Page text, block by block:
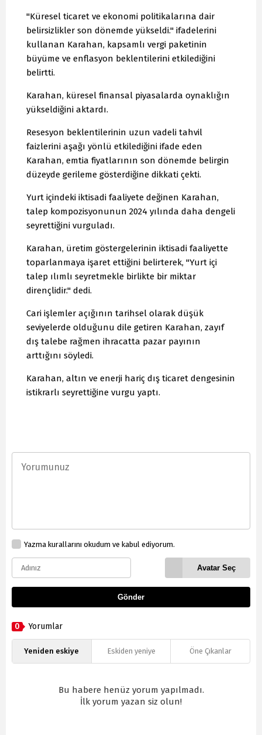
"Küresel ticaret ve ekonomi politikalarına dair
belirsizlikler son dönemde yükseldi." ifadelerini
kullanan Karahan, kapsamlı vergi paketinin
büyüme ve enflasyon beklentilerini etkilediğini
belirtti.
Karahan, küresel finansal piyasalarda oynaklığın
yükseldiğini aktardı.
Resesyon beklentilerinin uzun vadeli tahvil
faizlerini aşağı yönlü etkilediğini ifade eden
Karahan, emtia fiyatlarının son dönemde belirgin
düzeyde gerileme gösterdiğine dikkati çekti.
Yurt içindeki iktisadi faaliyete değinen Karahan,
talep kompozisyonunun 2024 yılında daha dengeli
seyrettiğini vurguladı.
Karahan, üretim göstergelerinin iktisadi faaliyette
toparlanmaya işaret ettiğini belirterek, "Yurt içi
talep ılımlı seyretmekle birlikte bir miktar
dirençlidir." dedi.
Cari işlemler açığının tarihsel olarak düşük
seviyelerde olduğunu dile getiren Karahan, zayıf
dış talebe rağmen ihracatta pazar payının
arttığını söyledi.
Karahan, altın ve enerji hariç dış ticaret dengesinin
istikrarlı seyrettiğine vurgu yaptı.
Yazma kurallarını okudum ve kabul ediyorum.
Avatar Seç
Gönder
0 Yorumlar
Yeniden eskiye Eskiden yeniye Öne Çıkanlar
Bu habere henüz yorum yapılmadı.
İlk yorum yazan siz olun!